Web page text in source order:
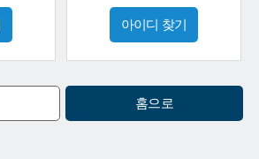
아이디 찾기
홈으로